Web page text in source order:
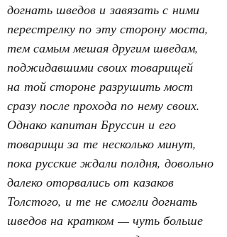
догнать шведов и завязать с ними
перестрелку по эту сторону моста,
тем самым мешая другим шведам,
поджидавшими своих товарищей
на той стороне разрушить мост
сразу после прохода по нему своих.
Однако капитан Бруссин и его
товарищи за те несколько минут,
пока русские ждали полдня, довольно
далеко оторвались от казаков
Толстого, и те не смогли догнать
шведов на кратком — чуть больше